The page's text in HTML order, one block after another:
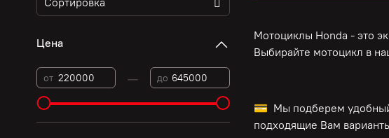
Мотоциклы Honda - это э
Выбирайте мотоцикл в
💳 Мы подберем удобный
подходящие Вам
Цена
от — до